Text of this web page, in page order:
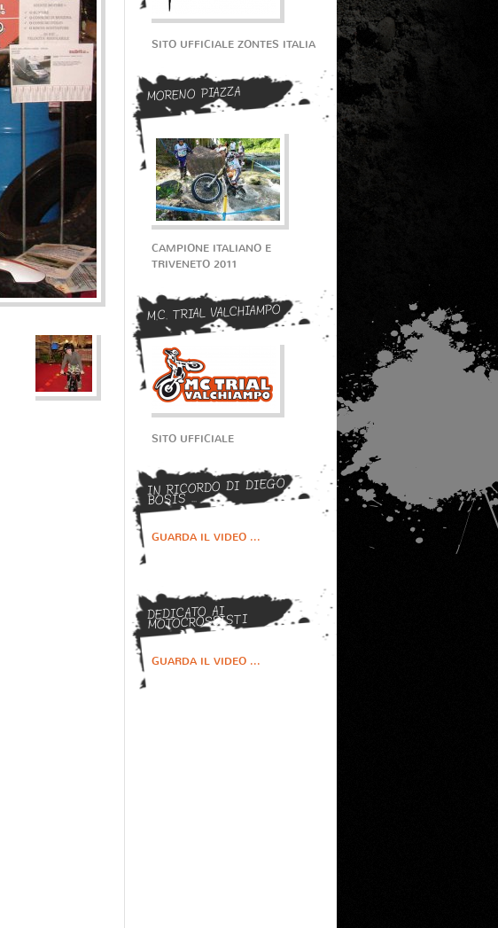
SITO UFFICIALE ZONTES ITALIA
MORENO PIAZZA
CAMPIONE ITALIANO E
TRIVENETO 2011
M.C. TRIAL VALCHIAMPO
SITO UFFICIALE
IN RICORDO DI DIEGO
BOSIS ...
GUARDA IL VIDEO ...
DEDICATO AI
MOTOCROSSISTI
GUARDA IL VIDEO ...